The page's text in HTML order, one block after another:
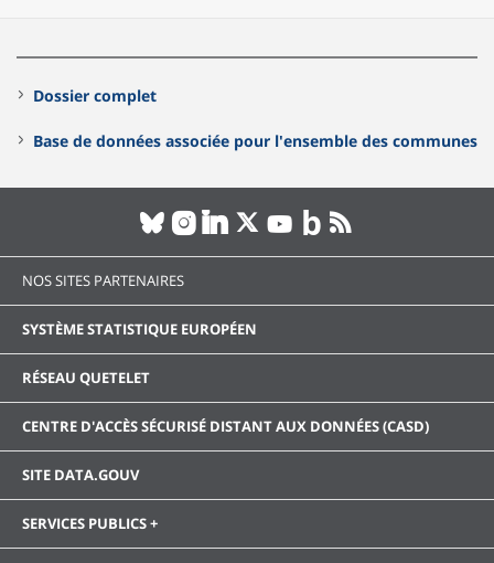
Dossier complet
Base de données associée pour l'ensemble des communes
NOS SITES PARTENAIRES
SYSTÈME STATISTIQUE EUROPÉEN
RÉSEAU QUETELET
CENTRE D'ACCÈS SÉCURISÉ DISTANT AUX DONNÉES (CASD)
SITE DATA.GOUV
SERVICES PUBLICS +